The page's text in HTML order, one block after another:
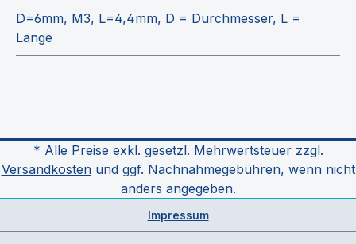
D=6mm, M3, L=4,4mm, D = Durchmesser, L =
Länge
* Alle Preise exkl. gesetzl. Mehrwertsteuer zzgl.
Versandkostenund ggf. Nachnahmegebühren, wenn nicht
anders angegeben.
Impressum